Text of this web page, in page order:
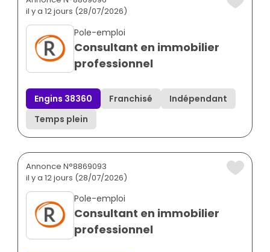
il y a 12 jours (28/07/2026)
Pole-emploi
Consultant en immobilier
professionnel
Engins 38360 Franchisé
Indépendant
Temps plein
Annonce N°8869093
il y a 12 jours (28/07/2026)
Pole-emploi
Consultant en immobilier
professionnel